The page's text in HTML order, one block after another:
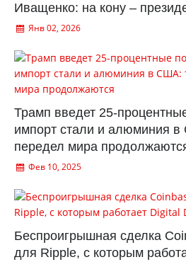
Иващенко: на кону –
Янв 02, 2026
Трамп введет 25-
импорт стали и алюминия
передел мира
Фев 10, 2025
Беспроигрышная сделка
для Ripple, с которым